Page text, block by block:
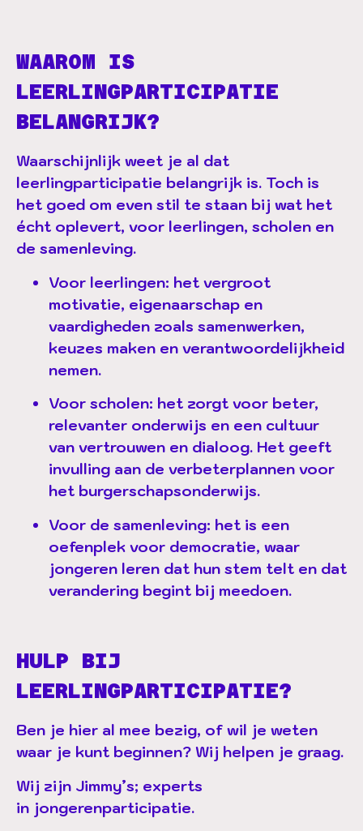
WAAROM IS
LEERLINGPARTICIPATIE
BELANGRIJK?
Waarschijnlijk weet je al dat
leerlingparticipatie belangrijk is. Toch is
het goed om even stil te staan bij wat het
écht oplevert, voor leerlingen, scholen en
de samenleving.
Voor leerlingen: het vergroot
motivatie, eigenaarschap en
vaardigheden zoals samenwerken,
keuzes maken en verantwoordelijkheid
nemen.
Voor scholen: het zorgt voor beter,
relevanter onderwijs en een cultuur
van vertrouwen en dialoog. Het geeft
invulling aan de verbeterplannen voor
het burgerschapsonderwijs.
Voor de samenleving: het is een
oefenplek voor democratie, waar
jongeren leren dat hun stem telt en dat
verandering begint bij meedoen.
HULP BIJ
LEERLINGPARTICIPATIE?
Ben je hier al mee bezig, of wil je weten
waar je kunt beginnen? Wij helpen je graag.
Wij zijn Jimmy’s; experts
in jongerenparticipatie.